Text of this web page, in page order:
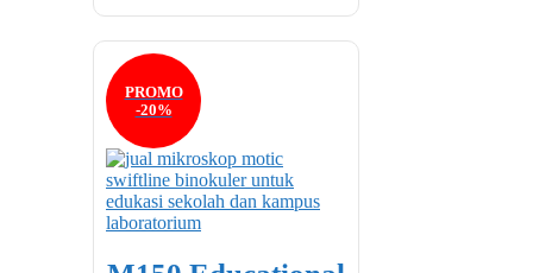
PROMO
-20%